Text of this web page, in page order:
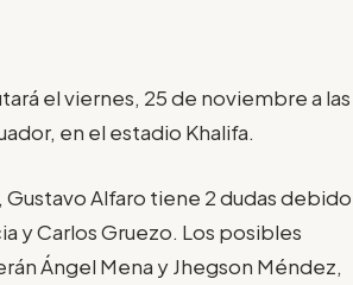
el viernes, 25 de noviembre a las
en el estadio Khalifa.
Gustavo Alfaro tiene 2 dudas debido
y Carlos Gruezo. Los posibles
Ángel Mena y Jhegson Méndez,